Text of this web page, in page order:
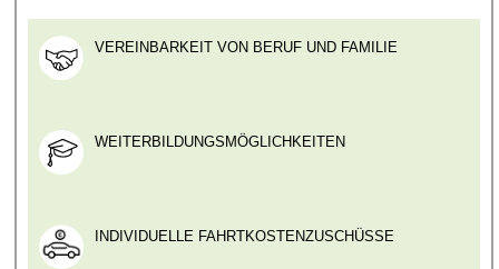
VEREINBARKEIT VON BERUF UND FAMILIE
WEITERBILDUNGSMÖGLICHKEITEN
INDIVIDUELLE FAHRTKOSTENZUSCHÜSSE